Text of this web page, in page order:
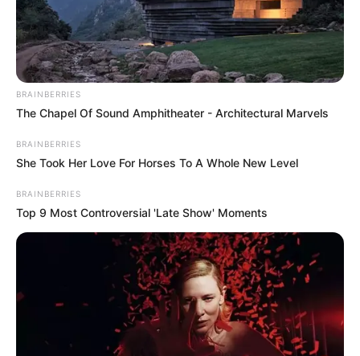
Herzhafte Varianten –
mehr als nur ein Snack
sind die sogenannten Galettes
, die traditionell
mit Buchweizenmehl gebacken werden.
Ideen für herzhafte
Füllungen
Vegetarisch:Spinat, Feta und
Pinienkerne.
BRAINBERRIES
The Chapel Of Sound Amphitheater - Architectural Marvels
BRAINBERRIES
She Took Her Love For Horses To A Whole New Level
BRAINBERRIES
Top 9 Most Controversial 'Late Show' Moments